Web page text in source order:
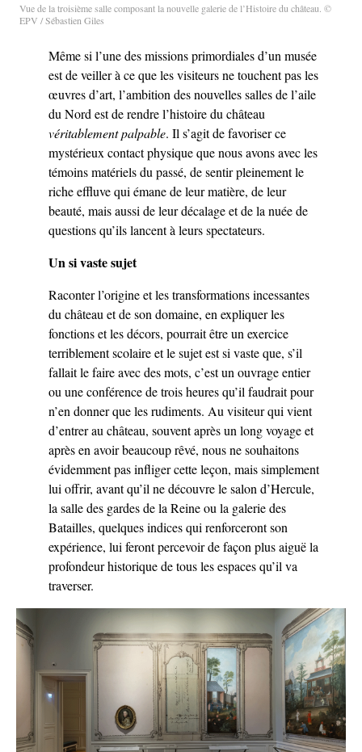
Vue de la troisième salle composant la nouvelle galerie de l’Histoire du château. ©
EPV / Sébastien Giles
Même si l’une des missions primordiales d’un musée
est de veiller à ce que les visiteurs ne touchent pas les
œuvres d’art, l’ambition des nouvelles salles de l’aile
du Nord est de rendre l’histoire du château
véritablement palpable. Il s’agit de favoriser ce
mystérieux contact physique que nous avons avec les
témoins matériels du passé, de sentir pleinement le
riche effluve qui émane de leur matière, de leur
beauté, mais aussi de leur décalage et de la nuée de
questions qu’ils lancent à leurs spectateurs.
Un si vaste sujet
Raconter l’origine et les transformations incessantes
du château et de son domaine, en expliquer les
fonctions et les décors, pourrait être un exercice
terriblement scolaire et le sujet est si vaste que, s’il
fallait le faire avec des mots, c’est un ouvrage entier
ou une conférence de trois heures qu’il faudrait pour
n’en donner que les rudiments. Au visiteur qui vient
d’entrer au château, souvent après un long voyage et
après en avoir beaucoup rêvé, nous ne souhaitons
évidemment pas infliger cette leçon, mais simplement
lui offrir, avant qu’il ne découvre le salon d’Hercule,
la salle des gardes de la Reine ou la galerie des
Batailles, quelques indices qui renforceront son
expérience, lui feront percevoir de façon plus aiguë la
profondeur historique de tous les espaces qu’il va
traverser.